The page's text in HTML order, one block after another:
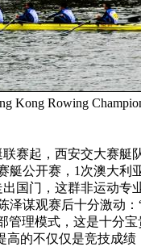
Rowing
起，西安交大赛艇
公开赛，1次澳大利
门，这群非运动专
谋观赛后十分激动
理模式，这是十分
的不仅仅是竞技成